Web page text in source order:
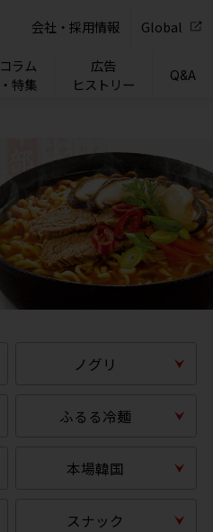
コラム
・特集
広告
ヒストリー
Q&A
会社・採用情報 Global
ノグリ
ふるる冷麺
本場韓国
スナック